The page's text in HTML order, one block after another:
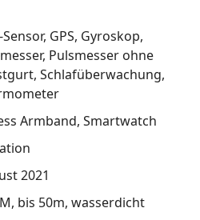
Sensor GPS Gyroskop
Pulsmesser ohne
Schlafüberwachung
Armband Smartwatch
2021
bis 50m wasserdicht